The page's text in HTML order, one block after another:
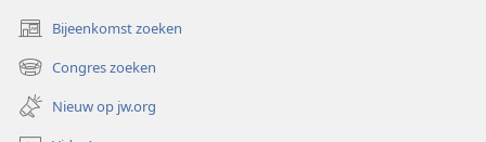
Bijeenkomst zoeken
(opent
nieuw
venster)
Congres zoeken
(opent
nieuw
venster)
Nieuw op jw.org